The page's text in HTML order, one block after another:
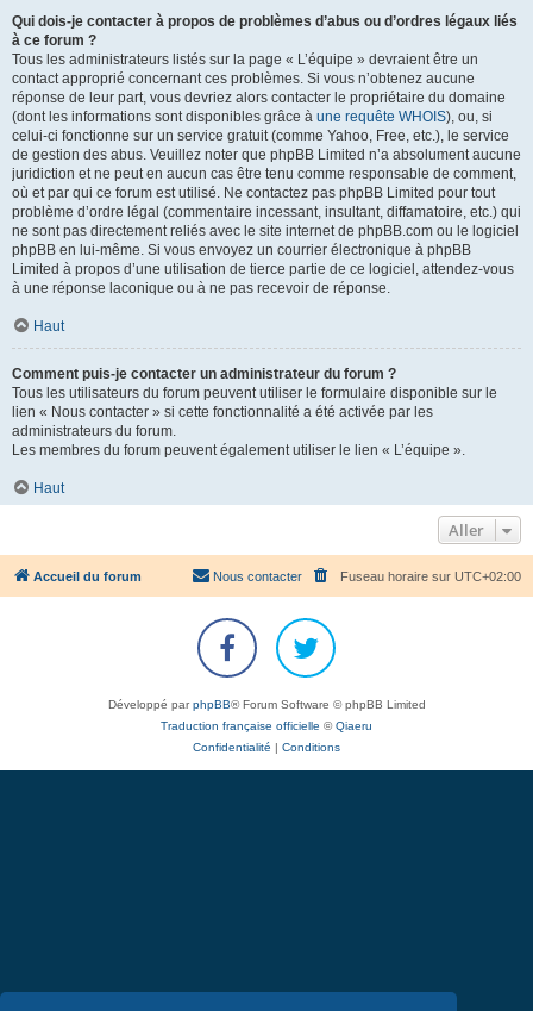
Qui dois-je contacter à propos de problèmes d’abus ou d’ordres légaux liés
à ce forum ?
Tous les administrateurs listés sur la page « L’équipe » devraient être un
contact approprié concernant ces problèmes. Si vous n’obtenez aucune
réponse de leur part, vous devriez alors contacter le propriétaire du domaine
(dont les informations sont disponibles grâce à une requête WHOIS), ou, si
celui-ci fonctionne sur un service gratuit (comme Yahoo, Free, etc.), le service
de gestion des abus. Veuillez noter que phpBB Limited n’a absolument aucune
juridiction et ne peut en aucun cas être tenu comme responsable de comment,
où et par qui ce forum est utilisé. Ne contactez pas phpBB Limited pour tout
problème d’ordre légal (commentaire incessant, insultant, diffamatoire, etc.) qui
ne sont pas directement reliés avec le site internet de phpBB.com ou le logiciel
phpBB en lui-même. Si vous envoyez un courrier électronique à phpBB
Limited à propos d’une utilisation de tierce partie de ce logiciel, attendez-vous
à une réponse laconique ou à ne pas recevoir de réponse.
Haut
Comment puis-je contacter un administrateur du forum ?
Tous les utilisateurs du forum peuvent utiliser le formulaire disponible sur le
lien « Nous contacter » si cette fonctionnalité a été activée par les
administrateurs du forum.
Les membres du forum peuvent également utiliser le lien « L’équipe ».
Haut
Aller
Accueil du forum Fuseau horaire sur UTC+02:00
Nous contacter
Développé parphpBB® Forum Software © phpBB Limited
Traduction française officielle ©Qiaeru
Confidentialité
Conditions